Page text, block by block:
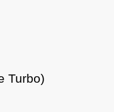
Turbo)